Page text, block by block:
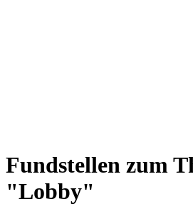
Fundstellen zum
"Lobby"